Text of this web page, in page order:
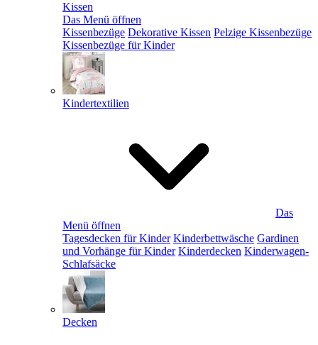
Kissen
Das Menü öffnen
Kissenbezüge Dekorative Kissen Pelzige Kissenbezüge
Kissenbezüge für Kinder
Kindertextilien
Das
Menü öffnen
Tagesdecken für Kinder Kinderbettwäsche Gardinen
und Vorhänge für Kinder Kinderdecken Kinderwagen-
Schlafsäcke
Decken